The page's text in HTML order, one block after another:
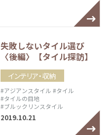
失敗しないタイル選び
〈後編〉【タイル探訪】
インテリア・収納
#アジアンスタイル #タイル
#タイルの目地
#ブルックリンスタイル
2019.10.21